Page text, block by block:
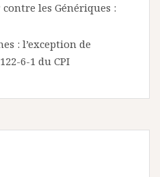
les Génériques :
: l’exception de
6-1 du CPI